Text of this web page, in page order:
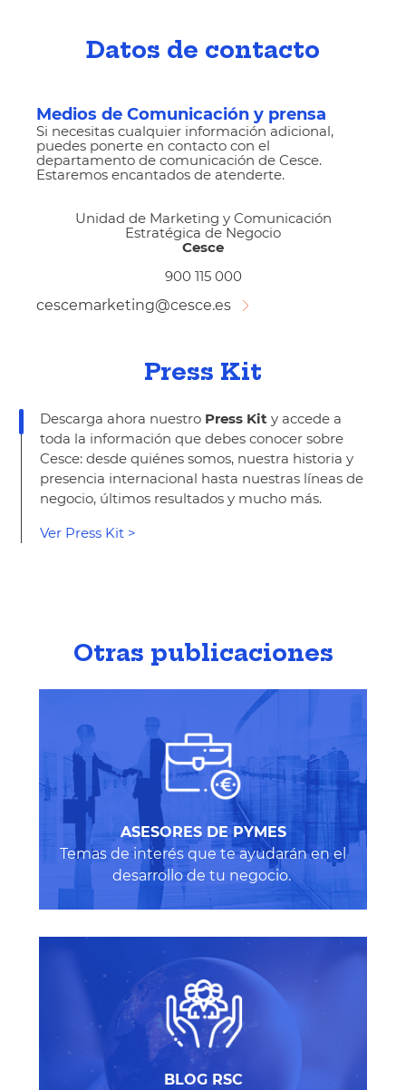
Datos de contacto
Medios de Comunicación y prensa
Si necesitas cualquier información adicional,
puedes ponerte en contacto con el
departamento de comunicación de Cesce.
Estaremos encantados de atenderte.
Unidad de Marketing y Comunicación
Estratégica de Negocio
Cesce
900 115 000
cescemarketing@cesce.es
Press Kit
Descarga ahora nuestro Press Kit y accede a
toda la información que debes conocer sobre
Cesce: desde quiénes somos, nuestra historia y
presencia internacional hasta nuestras líneas de
negocio, últimos resultados y mucho más.
Ver Press Kit >
Otras publicaciones
ASESORES DE PYMES
Temas de interés que te ayudarán en el
desarrollo de tu negocio.
BLOG RSC